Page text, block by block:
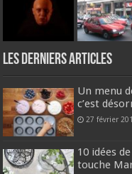
Les derniers articles
Un menu
c’est
27 février
10 idées
touche